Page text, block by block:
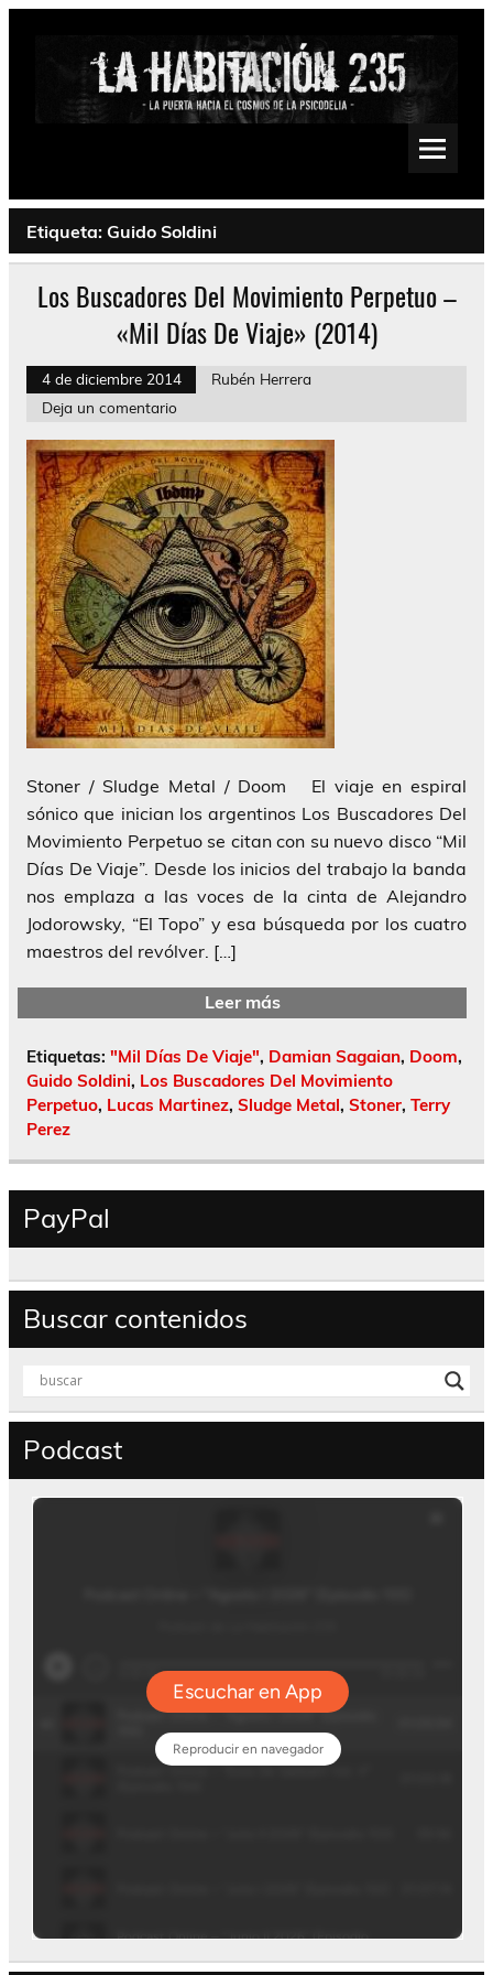
Saltar
Psychedelic, Stoner, Doom, Sludge, Fuzz, Space, Drone
Etiqueta: Guido Soldini
Los Buscadores Del Movimiento Perpetuo –
«Mil Días De Viaje» (2014)
4 de diciembre 2014
Rubén Herrera
Deja un comentario
Stoner / Sludge Metal / Doom El viaje en espiral
sónico que inician los argentinos Los Buscadores Del
Movimiento Perpetuo se citan con su nuevo disco “Mil
Días De Viaje”. Desde los inicios del trabajo la banda
nos emplaza a las voces de la cinta de Alejandro
Jodorowsky, “El Topo” y esa búsqueda por los cuatro
maestros del revólver. […]
Leer más
Etiquetas: "Mil Días De Viaje", Damian Sagaian, Doom,
Guido Soldini, Los Buscadores Del Movimiento
Perpetuo, Lucas Martinez, Sludge Metal, Stoner, Terry
Perez
PayPal
Buscar contenidos
Podcast